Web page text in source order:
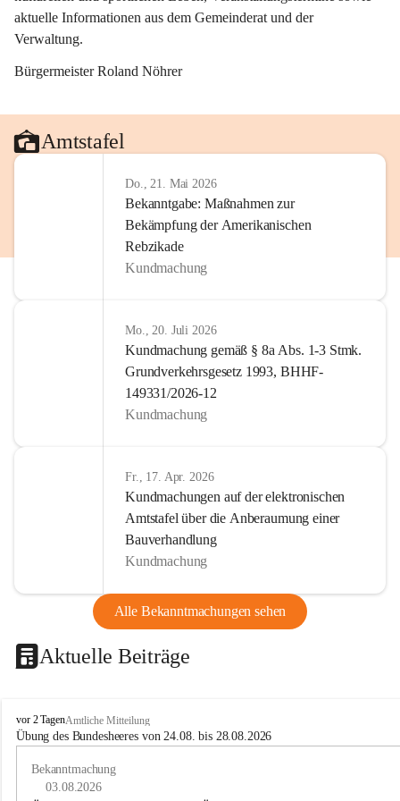
aktuelle Informationen aus dem Gemeinderat und der
Verwaltung.
Bürgermeister Roland Nöhrer
Amtstafel
Do., 21. Mai 2026
Bekanntgabe: Maßnahmen zur
Bekämpfung der Amerikanischen
Rebzikade
Kundmachung
Mo., 20. Juli 2026
Kundmachung gemäß § 8a Abs. 1-3 Stmk.
Grundverkehrsgesetz 1993, BHHF-
149331/2026-12
Kundmachung
Fr., 17. Apr. 2026
Kundmachungen auf der elektronischen
Amtstafel über die Anberaumung einer
Bauverhandlung
Kundmachung
Alle Bekanntmachungen sehen
Aktuelle Beiträge
B
u
vor 2 TagenAmtliche Mitteilung
Übung des Bundesheeres von 24.08. bis 28.08.2026
Bekanntmachung
03.08.2026